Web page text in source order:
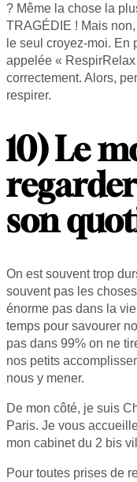
? Même la chose la
TRAGÉDIE ! Mais
le seul croyez-moi.
appelée «
correctement. Alors,
respirer.
10) Le
son
On est souvent trop
souvent pas les
énorme pas dans la
temps pour savourer
pas dans 99% on ne
nos petits
nous y mener.
De mon côté, je suis
Paris. Je vous
mon cabinet du 2 bis
Pour toutes prises de